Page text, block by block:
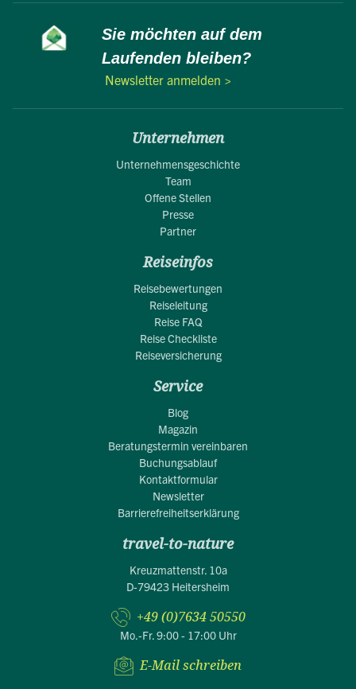
Sie möchten auf dem
Laufenden bleiben?
Newsletter anmelden >
Unternehmen
Unternehmensgeschichte
Team
Offene Stellen
Presse
Partner
Reiseinfos
Reisebewertungen
Reiseleitung
Reise FAQ
Reise Checkliste
Reiseversicherung
Service
Blog
Magazin
Beratungstermin vereinbaren
Buchungsablauf
Kontaktformular
Newsletter
Barrierefreiheitserklärung
travel-to-nature
Kreuzmattenstr. 10a
D-79423 Heitersheim
+49 (0)7634 50550
Mo.-Fr. 9:00 - 17:00 Uhr
E-Mail schreiben